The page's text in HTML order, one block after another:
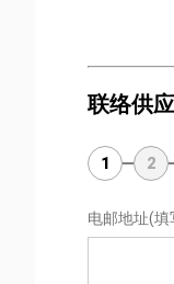
联络供
1 2
电邮地址(填